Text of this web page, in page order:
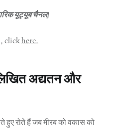
यूट्यूब चैनल]
clickhere.
अद्यतन और
हुए रोते हैं जब मीरब को वकास को